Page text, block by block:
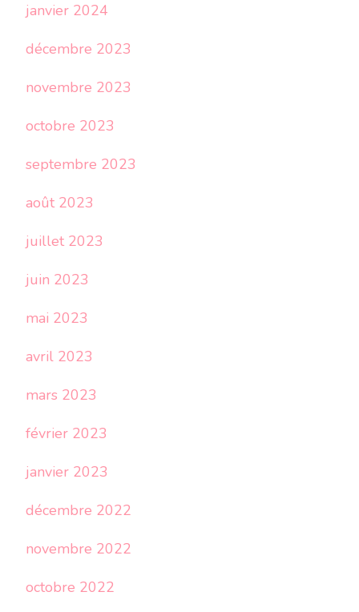
janvier 2024
décembre 2023
novembre 2023
octobre 2023
septembre 2023
août 2023
juillet 2023
juin 2023
mai 2023
avril 2023
mars 2023
février 2023
janvier 2023
décembre 2022
novembre 2022
octobre 2022